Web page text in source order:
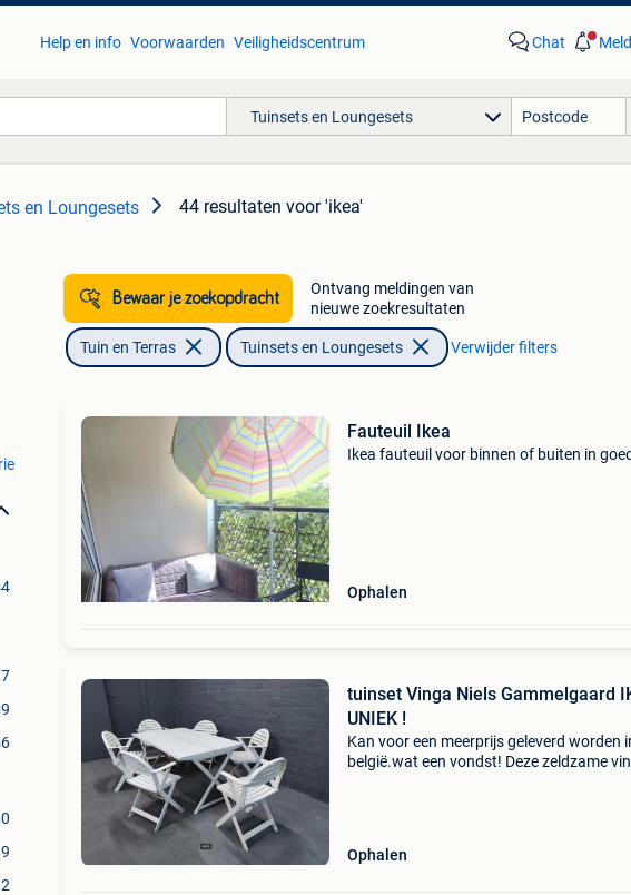
Help en info Voorwaarden Veiligheidscentrum Chat
Tuinsets en Loungesets
en Loungesets 44 resultaten voor 'ikea'
0
Bewaar je zoekopdracht
Ontvang meldingen van
nieuwe zoekresultaten
Tuin en Terras Tuinsets en Loungesets Verwijder filters
Fauteuil Ikea
Ikea fauteuil voor binnen of buiten in
Ophalen
tuinset Vinga Niels Gammelgaard
UNIEK !
Kan voor een meerprijs geleverd worden
belgië.wat een vondst! Deze zeldzame
Ophalen